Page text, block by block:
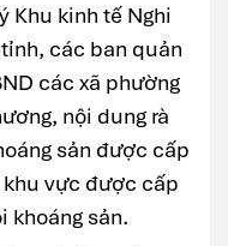
Khu kinh tế Nghi
các ban quản
các xã phường
nội dung rà
sản được cấp
vực được cấp
khoáng sản.